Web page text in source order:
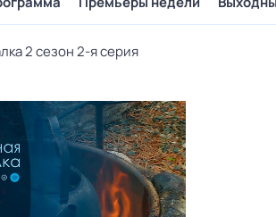
2 сезон 2-я серия